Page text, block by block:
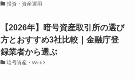
投資・資産運用
【2026年】暗号資産取引所の選び
方とおすすめ3社比較｜金融庁登
録業者から選ぶ
暗号資産・Web3